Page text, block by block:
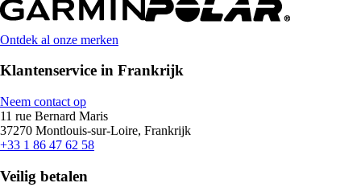
Ontdek al onze merken
Klantenservice in Frankrijk
Neem contact op
11 rue Bernard Maris
37270 Montlouis-sur-Loire, Frankrijk
+33 1 86 47 62 58
Veilig betalen